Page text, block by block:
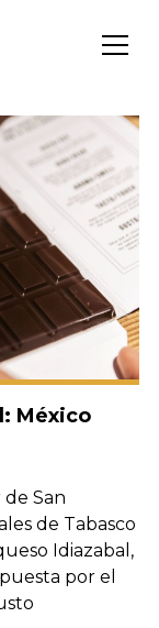
México
San
de Tabasco
Idiazabal,
por el